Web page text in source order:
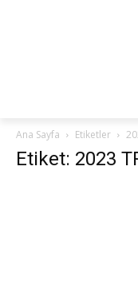
Ana Sayfa Etiketler
Etiket: 2023